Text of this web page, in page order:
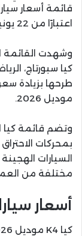
قائمة أسعار
اعتبارًا من 22 يونيو 2026.
موديل 2026.
وتضم قائمة كيا
بمحركات
السيارات
مختلفة من
أسعار
كيا K4 موديل 2026